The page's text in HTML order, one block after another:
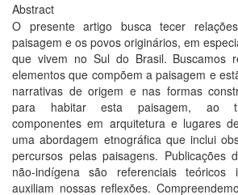
Abstract
O presente artigo busca tecer
paisagem e os povos originários, em
que vivem no Sul do Brasil. Buscamos
elementos que compõem a paisagem e
narrativas de origem e nas formas
para habitar esta paisagem, ao
componentes em arquitetura e lugares
uma abordagem etnográfica que inclui
percursos pelas paisagens. Publicações
não-indígena são referenciais teóricos
auxiliam nossas reflexões.